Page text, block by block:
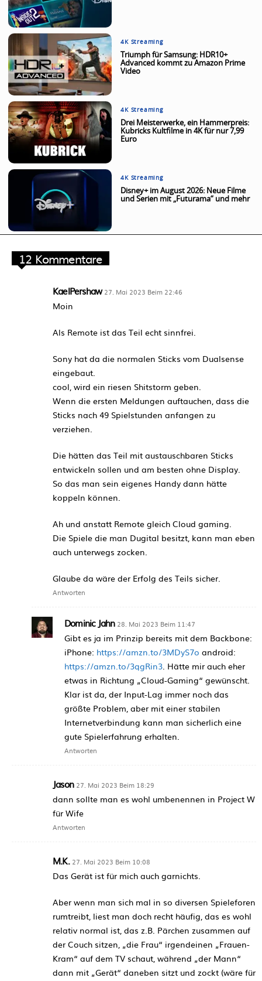
4K Streaming
Triumph für Samsung: HDR10+
Advanced kommt zu Amazon Prime
Video
4K Streaming
Drei Meisterwerke, ein Hammerpreis:
Kubricks Kultfilme in 4K für nur 7,99
Euro
4K Streaming
Disney+ im August 2026: Neue Filme
und Serien mit „Futurama“ und mehr
12 Kommentare
KaelPershaw 27. Mai 2023 Beim 22:46
Moin
Als Remote ist das Teil echt sinnfrei.
Sony hat da die normalen Sticks vom Dualsense
eingebaut.
cool, wird ein riesen Shitstorm geben.
Wenn die ersten Meldungen auftauchen, dass die
Sticks nach 49 Spielstunden anfangen zu
verziehen.
Die hätten das Teil mit austauschbaren Sticks
entwickeln sollen und am besten ohne Display.
So das man sein eigenes Handy dann hätte
koppeln können.
Ah und anstatt Remote gleich Cloud gaming.
Die Spiele die man Dugital besitzt, kann man eben
auch unterwegs zocken.
Glaube da wäre der Erfolg des Teils sicher.
Antworten
Dominic Jahn 28. Mai 2023 Beim 11:47
Gibt es ja im Prinzip bereits mit dem Backbone:
iPhone: https://amzn.to/3MDyS7o android:
https://amzn.to/3qgRin3. Hätte mir auch eher
etwas in Richtung „Cloud-Gaming“ gewünscht.
Klar ist da, der Input-Lag immer noch das
größte Problem, aber mit einer stabilen
Internetverbindung kann man sicherlich eine
gute Spielerfahrung erhalten.
Antworten
Jason 27. Mai 2023 Beim 18:29
dann sollte man es wohl umbenennen in Project W
für Wife
Antworten
M.K. 27. Mai 2023 Beim 10:08
Das Gerät ist für mich auch garnichts.
Aber wenn man sich mal in so diversen Spieleforen
rumtreibt, liest man doch recht häufig, das es wohl
relativ normal ist, das z.B. Pärchen zusammen auf
der Couch sitzen, „die Frau“ irgendeinen „Frauen-
Kram“ auf dem TV schaut, während „der Mann“
dann mit „Gerät“ daneben sitzt und zockt (wäre für